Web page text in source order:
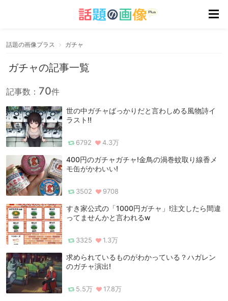
話題の画像プラス ガチャ
ガチャの記事一覧
記事数： 70件
世の中ガチャばっかりだと言わしめる風物詩イ
ラスト‼
6792 4.3万
400円のガチャガチャ!金鳥の渦巻蚊取り線香メ
モ缶がかわいい!
3502 9708
すき家公式の「1000円ガチャ」!注文したら間違
ってませんかと言われるw
3325 1.3万
求められているものがわかっている？ハガレン
のガチャ演出!
5.5万 17.8万